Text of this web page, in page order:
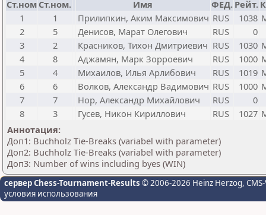
Ст.ном Ст.ном. Имя ФЕД. Рейт.
1
1 Прилипкин, Аким Максимович RUS 1038
2
5 Денисов, Марат Олегович RUS
0
3
2 Красников, Тихон Дмитриевич RUS 1030
4
8 Аджамян, Марк Зорроевич RUS 1000
5
4 Михаилов, Илья Арлибович RUS 1019
6
6 Волков, Александр Вадимович RUS 1000
7
7 Нор, Александр Михайлович RUS
0
8
3 Гусев, Никон Кириллович RUS 1027
Аннотация:
Доп1: Buchholz Tie-Breaks (variabel with parameter)
Доп2: Buchholz Tie-Breaks (variabel with parameter)
Доп3: Number of wins including byes (WIN)
сервер Chess-Tournament-Results © 2006-2026 Heinz Herzog,
условия использования